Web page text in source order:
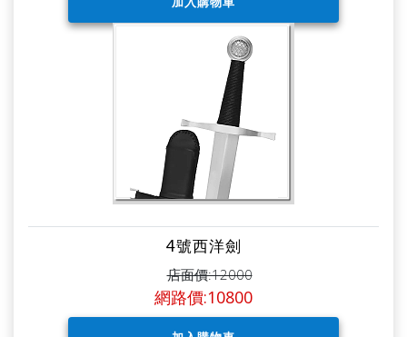
4號西洋劍
店面價:12000
網路價:10800